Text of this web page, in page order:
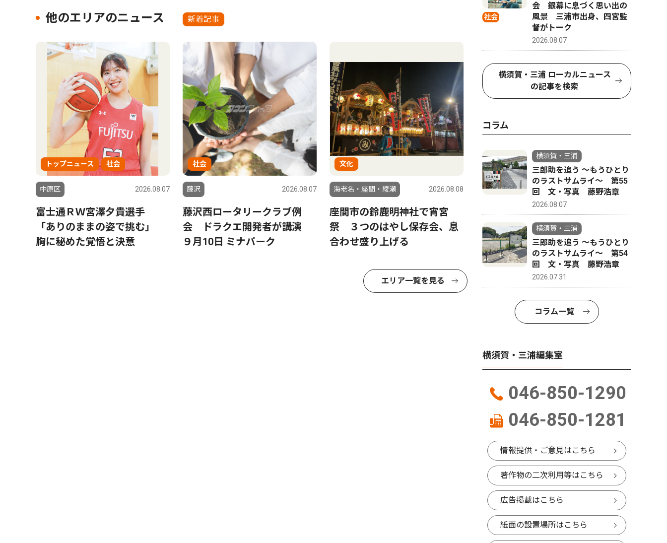
他のエリアのニュース 新着記事
トップニュース 社会
中原区 2026.08.07
富士通ＲＷ宮澤夕貴選手
「ありのままの姿で挑む」
胸に秘めた覚悟と決意
社会
藤沢 2026.08.07
藤沢西ロータリークラブ例
会 ドラクエ開発者が講演
９月10日 ミナパーク
文化
海老名・座間・綾瀬 2026.08.08
座間市の鈴鹿明神社で宵宮
祭 ３つのはやし保存会、息
合わせ盛り上げる
エリア一覧を見る
社会
会 銀幕に息づく思い出の
風景 三浦市出身、四宮監
督がトーク
2026.08.07
横須賀・三浦 ローカルニュース
の記事を検索
コラム
横須賀・三浦
三郎助を追う 〜もうひとり
のラストサムライ〜 第55
回 文・写真 藤野浩章
2026.08.07
横須賀・三浦
三郎助を追う 〜もうひとり
のラストサムライ〜 第54
回 文・写真 藤野浩章
2026.07.31
コラム一覧
横須賀・三浦編集室
046-850-1290
046-850-1281
情報提供・ご意見はこちら
著作物の二次利用等はこちら
広告掲載はこちら
紙面の設置場所はこちら